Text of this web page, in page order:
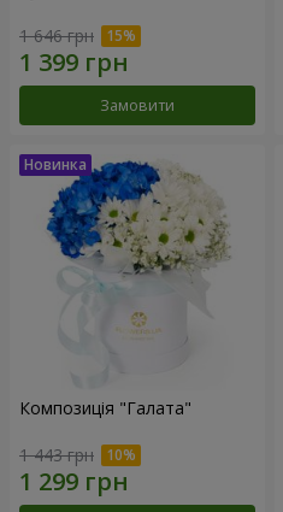
1 646 грн
Замовити
Композиція "Галата"
1 443 грн